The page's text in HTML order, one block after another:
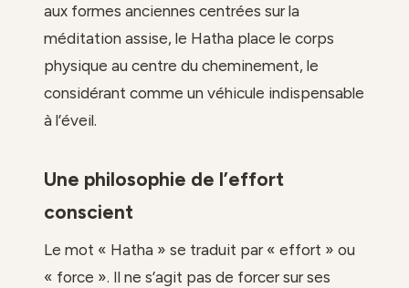
aux formes anciennes centrées sur la
méditation assise, le Hatha place le corps
physique au centre du cheminement, le
considérant comme un véhicule indispensable
à l’éveil.
Une philosophie de l’effort
conscient
Le mot « Hatha » se traduit par « effort » ou
« force ». Il ne s’agit pas de forcer sur ses